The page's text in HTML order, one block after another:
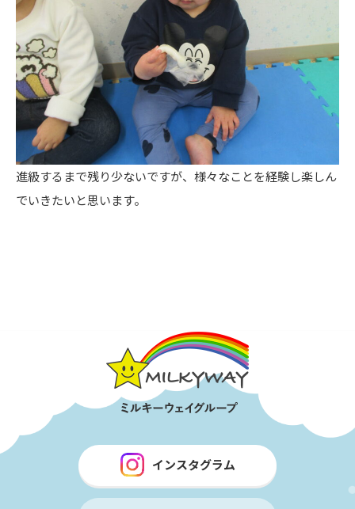
進級するまで残り少ないですが、様々なことを経験し楽しん
でいきたいと思います。
インスタグラム